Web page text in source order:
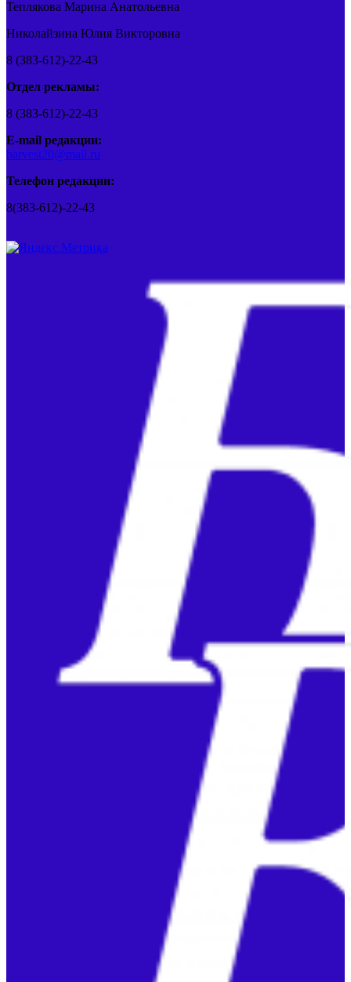
Теплякова Марина Анатольевна
Николайзина Юлия Викторовна
8 (383-612)-22-43
Отдел рекламы:
8 (383-612)-22-43
E-mail редакции:
barvest20@mail.ru
Телефон редакции:
8(383-612)-22-43